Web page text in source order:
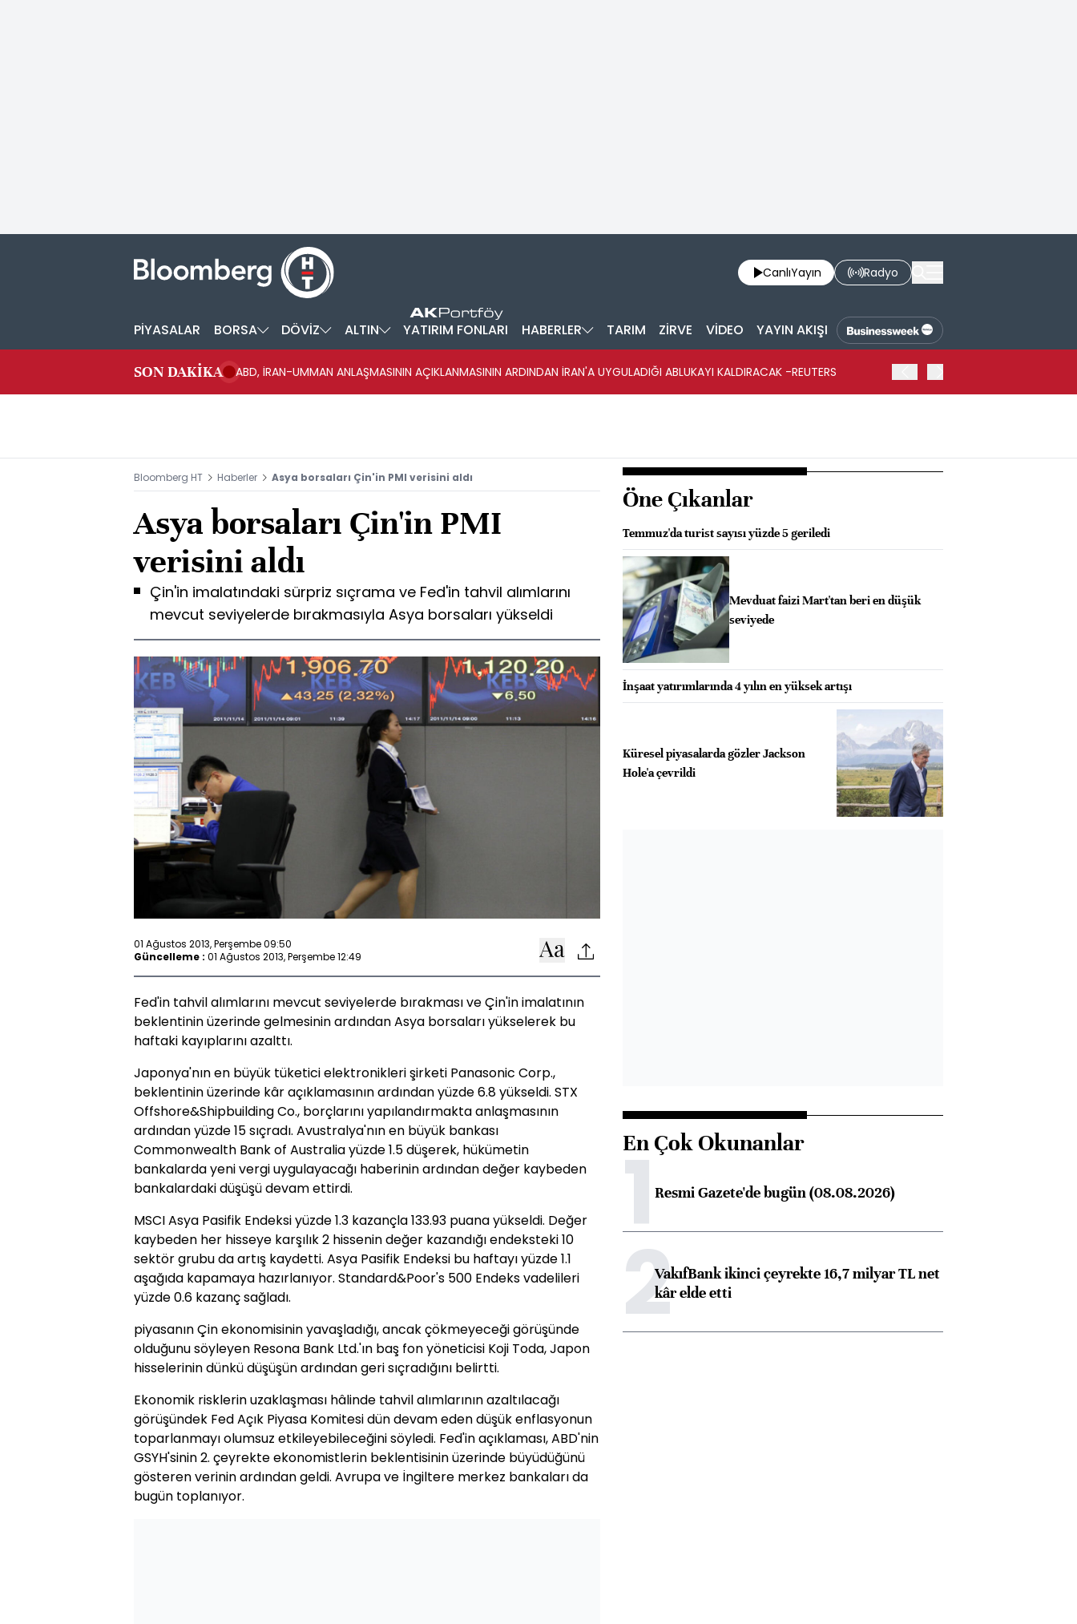
CanlıYayın Radyo
PİYASALAR BORSA DÖVİZ ALTIN YATIRIM FONLARI HABERLER TARIM ZİRVE VİDEO YAYIN AKIŞI
SON DAKİKA ABD, İRAN-UMMAN ANLAŞMASININ AÇIKLANMASININ ARDINDAN İRAN'A UYGULADIĞI ABLUKAYI KALDIRACAK -REUTERS
Bloomberg HT Haberler Asya borsaları Çin'in PMI verisini aldı
Asya borsaları Çin'in PMI
verisini aldı
Çin'in imalatındaki sürpriz sıçrama ve Fed'in tahvil alımlarını
mevcut seviyelerde bırakmasıyla Asya borsaları yükseldi
01 Ağustos 2013, Perşembe 09:50
Güncelleme : 01 Ağustos 2013, Perşembe 12:49
Fed'in tahvil alımlarını mevcut seviyelerde bırakması ve Çin'in imalatının
beklentinin üzerinde gelmesinin ardından Asya borsaları yükselerek bu
haftaki kayıplarını azalttı.
Japonya'nın en büyük tüketici elektronikleri şirketi Panasonic Corp.,
beklentinin üzerinde kâr açıklamasının ardından yüzde 6.8 yükseldi. STX
Offshore&Shipbuilding Co., borçlarını yapılandırmakta anlaşmasının
ardından yüzde 15 sıçradı. Avustralya'nın en büyük bankası
Commonwealth Bank of Australia yüzde 1.5 düşerek, hükümetin
bankalarda yeni vergi uygulayacağı haberinin ardından değer kaybeden
bankalardaki düşüşü devam ettirdi.
MSCI Asya Pasifik Endeksi yüzde 1.3 kazançla 133.93 puana yükseldi. Değer
kaybeden her hisseye karşılık 2 hissenin değer kazandığı endeksteki 10
sektör grubu da artış kaydetti. Asya Pasifik Endeksi bu haftayı yüzde 1.1
aşağıda kapamaya hazırlanıyor. Standard&Poor's 500 Endeks vadelileri
yüzde 0.6 kazanç sağladı.
piyasanın Çin ekonomisinin yavaşladığı, ancak çökmeyeceği görüşünde
olduğunu söyleyen Resona Bank Ltd.'ın baş fon yöneticisi Koji Toda, Japon
hisselerinin dünkü düşüşün ardından geri sıçradığını belirtti.
Ekonomik risklerin uzaklaşması hâlinde tahvil alımlarının azaltılacağı
görüşündek Fed Açık Piyasa Komitesi dün devam eden düşük enflasyonun
toparlanmayı olumsuz etkileyebileceğini söyledi. Fed'in açıklaması, ABD'nin
GSYH'sinin 2. çeyrekte ekonomistlerin beklentisinin üzerinde büyüdüğünü
gösteren verinin ardından geldi. Avrupa ve İngiltere merkez bankaları da
bugün toplanıyor.
Öne Çıkanlar
Temmuz'da turist sayısı yüzde 5 geriledi
Mevduat faizi Mart'tan beri en düşük
seviyede
İnşaat yatırımlarında 4 yılın en yüksek artışı
Küresel piyasalarda gözler Jackson
Hole'a çevrildi
En Çok Okunanlar
1Resmi Gazete'de bugün (08.08.2026)
2VakıfBank ikinci çeyrekte 16,7 milyar TL net
kâr elde etti